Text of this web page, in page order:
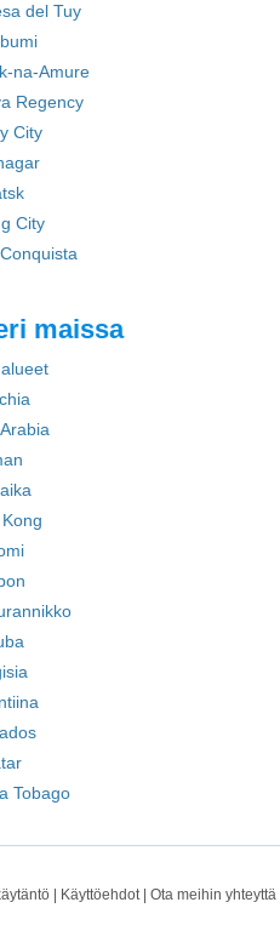
del Tuy
na-Amure
Regency
City
City
maissa
Tobago
Käyttöehdot| Ota meihin yhteyttä